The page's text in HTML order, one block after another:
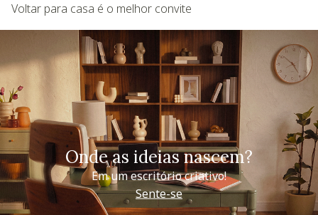
Voltar para casa é o melhor convite
Onde as ideias nascem?
Em um escritório criativo!
Sente-se